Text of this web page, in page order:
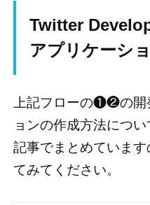
Twitter
アプリケーシ
上記フローの❶❷の開
ョンの作成方法につ
記事でまとめていま
てみてください。